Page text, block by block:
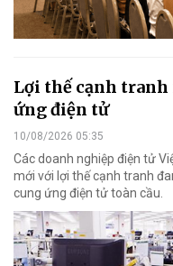
Lợi thế cạnh
ứng điện tử
10/08/2026 05:35
Các doanh nghiệp điện tử
mới với lợi thế cạnh tranh
cung ứng điện tử toàn cầu.